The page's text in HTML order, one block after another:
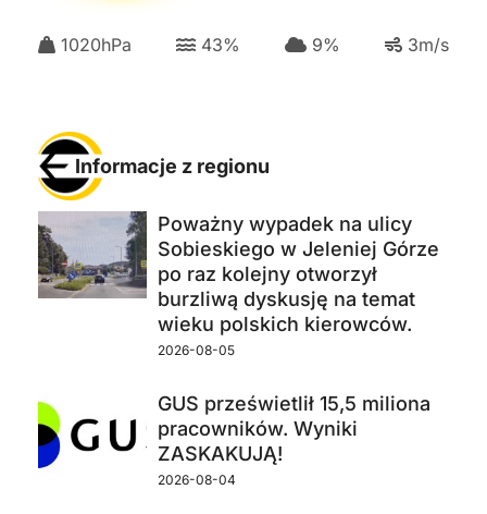
1020hPa 43% 9% 3m/s
Informacje z regionu
Poważny wypadek na ulicy
Sobieskiego w Jeleniej Górze
po raz kolejny otworzył
burzliwą dyskusję na temat
wieku polskich kierowców.
2026-08-05
GUS prześwietlił 15,5 miliona
pracowników. Wyniki
ZASKAKUJĄ!
2026-08-04